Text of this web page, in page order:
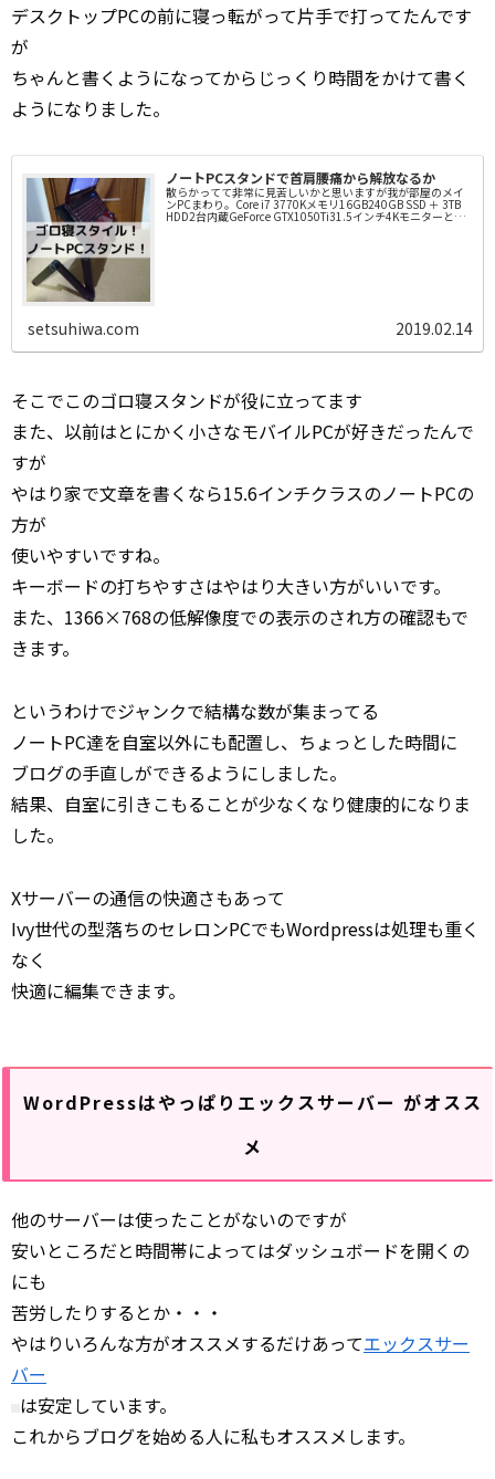
デスクトップPCの前に寝っ転がって片手で打ってたんです
が
ちゃんと書くようになってからじっくり時間をかけて書く
ようになりました。
ノートPCスタンドで首肩腰痛から解放なるか
散らかってて非常に見苦しいかと思いますが我が部屋のメイ
ンPCまわり。Core i7 3770Kメモリ16GB240GB SSD ＋ 3TB
HDD2台内蔵GeForce GTX1050Ti31.5インチ4Kモニターとい
setsuhiwa.com 2019.02.14
そこでこのゴロ寝スタンドが役に立ってます
また、以前はとにかく小さなモバイルPCが好きだったんで
すが
やはり家で文章を書くなら15.6インチクラスのノートPCの
方が
使いやすいですね。
キーボードの打ちやすさはやはり大きい方がいいです。
また、1366×768の低解像度での表示のされ方の確認もで
きます。
というわけでジャンクで結構な数が集まってる
ノートPC達を自室以外にも配置し、ちょっとした時間に
ブログの手直しができるようにしました。
結果、自室に引きこもることが少なくなり健康的になりま
した。
Xサーバーの通信の快適さもあって
Ivy世代の型落ちのセレロンPCでもWordpressは処理も重く
なく
快適に編集できます。
WordPressはやっぱりエックスサーバー がオスス
メ
他のサーバーは使ったことがないのですが
安いところだと時間帯によってはダッシュボードを開くの
にも
苦労したりするとか・・・
やはりいろんな方がオススメするだけあってエックスサー
バー
は安定しています。
これからブログを始める人に私もオススメします。